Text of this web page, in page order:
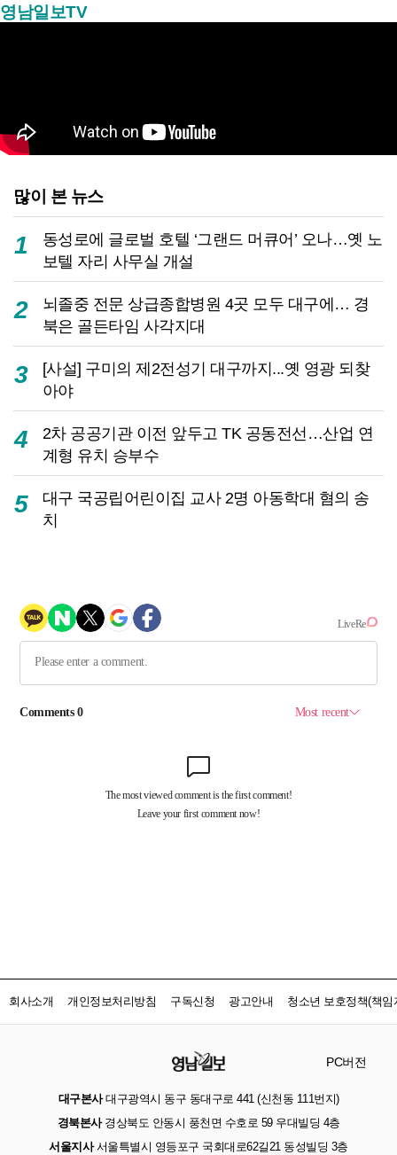
영남일보TV
많이 본 뉴스
1
동성로에 글로벌 호텔 ‘그랜드 머큐어’ 오나…옛 노
보텔 자리 사무실 개설
2
뇌졸중 전문 상급종합병원 4곳 모두 대구에… 경
북은 골든타임 사각지대
3
[사설] 구미의 제2전성기 대구까지...옛 영광 되찾
아야
4
2차 공공기관 이전 앞두고 TK 공동전선…산업 연
계형 유치 승부수
5
대구 국공립어린이집 교사 2명 아동학대 혐의 송
치
회사소개 개인정보처리방침 구독신청 광고안내 청소년 보호정책(책임
PC버전
대구본사대구광역시 동구 동대구로 441 (신천동 111번지)
경북본사경상북도 안동시 풍천면 수호로 59 우대빌딩 4층
서울지사서울특별시 영등포구 국회대로62길21 동성빌딩 3층